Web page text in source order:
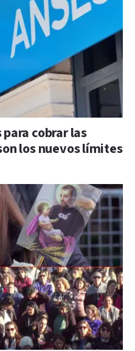
para cobrar las
los nuevos límites